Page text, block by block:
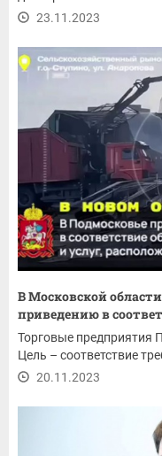
23.11.2023
В Московской
приведению в
Торговые предприятия
Цель – соответствие
20.11.2023